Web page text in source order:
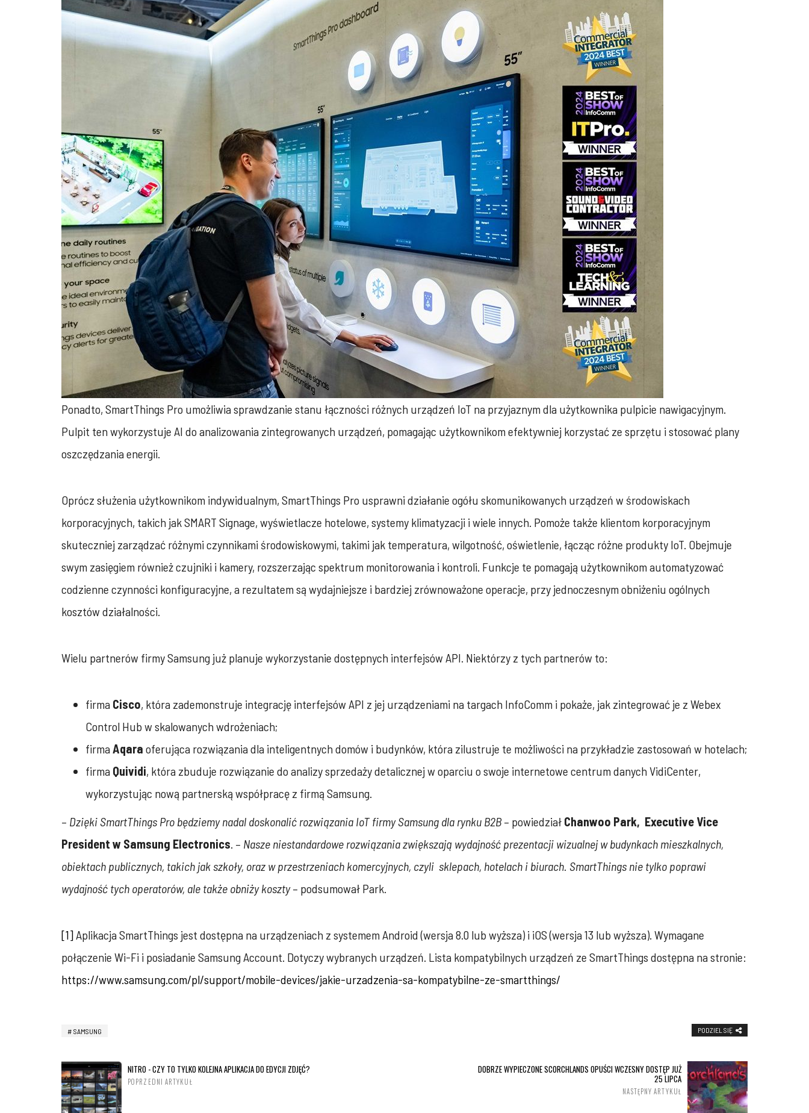
Ponadto, SmartThings Pro umożliwia sprawdzanie stanu łączności różnych urządzeń IoT na przyjaznym dla użytkownika pulpicie nawigacyjnym.
Pulpit ten wykorzystuje AI do analizowania zintegrowanych urządzeń, pomagając użytkownikom efektywniej korzystać ze sprzętu i stosować plany
oszczędzania energii.
Oprócz służenia użytkownikom indywidualnym, SmartThings Pro usprawni działanie ogółu skomunikowanych urządzeń w środowiskach
korporacyjnych, takich jak SMART Signage, wyświetlacze hotelowe, systemy klimatyzacji i wiele innych. Pomoże także klientom korporacyjnym
skuteczniej zarządzać różnymi czynnikami środowiskowymi, takimi jak temperatura, wilgotność, oświetlenie, łącząc różne produkty IoT. Obejmuje
swym zasięgiem również czujniki i kamery, rozszerzając spektrum monitorowania i kontroli. Funkcje te pomagają użytkownikom automatyzować
codzienne czynności konfiguracyjne, a rezultatem są wydajniejsze i bardziej zrównoważone operacje, przy jednoczesnym obniżeniu ogólnych
kosztów działalności.
Wielu partnerów firmy Samsung już planuje wykorzystanie dostępnych interfejsów API. Niektórzy z tych partnerów to:
firma Cisco, która zademonstruje integrację interfejsów API z jej urządzeniami na targach InfoComm i pokaże, jak zintegrować je z Webex
Control Hub w skalowanych wdrożeniach;
firmaAqara oferująca rozwiązania dla inteligentnych domów i budynków, która zilustruje te możliwości na przykładzie zastosowań w hotelach;
firma Quividi, która zbuduje rozwiązanie do analizy sprzedaży detalicznej w oparciu o swoje internetowe centrum danych VidiCenter,
wykorzystując nową partnerską współpracę z firmą Samsung.
– Dzięki SmartThings Pro będziemy nadal doskonalić rozwiązania IoT firmy Samsung dla rynku B2B– powiedział Chanwoo Park, Executive Vice
President w Samsung Electronics. – Nasze niestandardowe rozwiązania zwiększają wydajność prezentacji wizualnej w budynkach mieszkalnych,
obiektach publicznych, takich jak szkoły, oraz w przestrzeniach komercyjnych, czyli sklepach, hotelach i biurach. SmartThings nie tylko poprawi
wydajność tych operatorów, ale także obniży koszty– podsumował Park.
[1]Aplikacja SmartThings jest dostępna na urządzeniach z systemem Android (wersja 8.0 lub wyższa) i iOS (wersja 13 lub wyższa). Wymagane
połączenie Wi-Fi i posiadanie Samsung Account. Dotyczy wybranych urządzeń. Lista kompatybilnych urządzeń ze SmartThings dostępna na stronie:
https://www.samsung.com/pl/support/mobile-devices/jakie-urzadzenia-sa-kompatybilne-ze-smartthings/
SAMSUNG PODZIEL SIĘ
NITRO - CZY TO TYLKO KOLEJNA APLIKACJA DO EDYCJI ZDJĘĆ?
POPRZEDNI ARTYKUŁ
DOBRZE WYPIECZONE SCORCHLANDS OPUŚCI WCZESNY DOSTĘP JUŻ
25 LIPCA
NASTĘPNY ARTYKUŁ